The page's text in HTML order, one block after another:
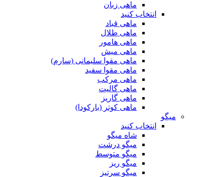
ماهی زبان
انتخاب کنید
ماهی قباد
ماهی طلال
ماهی هامور
ماهی میش
ماهی مقوا سلیمانی (سارم)
ماهی مقوا سفید
ماهی مرکب
ماهی گالیت
ماهی گاریز
ماهی کوتر (بارکودا)
میگو
انتخاب کنید
شاه میگو
میگو درشت
میگو متوسط
میگو ریز
میگو سرتیز